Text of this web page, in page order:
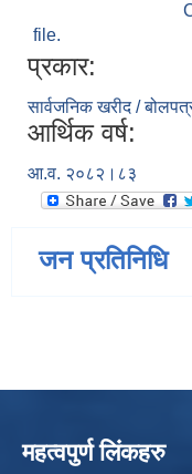
file.
प्रकार:
सार्वजनिक खरीद /
आर्थिक वर्ष:
आ.व. २०८२।८३
जन प्रतिनिधि
महत्वपुर्ण लिंकहरु